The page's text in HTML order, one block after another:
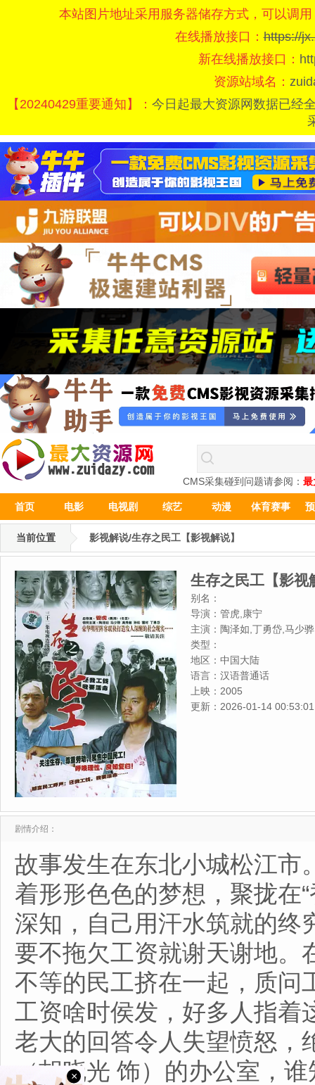
本站图片地址采用服务器储存方式，可以调
在线播放接口：https://
新在线播放接口：
资源站域名：
【20240429重要通知】： 今日起最大资源网数据已经
CMS采集碰到问题请参阅： 最
首页 电影 电视剧 综艺 动漫 体育赛事
当前位置 影视解说/生存之民工【影视解说】
生存之民工【影视
别名：
导演： 管虎,康宁
主演： 陶泽如,丁勇岱,马少
景昌,吕夏,丁宁,胡龙吟,赵亚
类型：
地区： 中国大陆
语言： 汉语普通话
上映： 2005
更新： 2026-01-14 00:53:01
剧情介绍：
故事发生在东北小城松江市
着形形色色的梦想，聚拢在
深知，自己用汗水筑就的终
要不拖欠工资就谢天谢地。
不等的民工挤在一起，质问
工资啥时侯发，好多人指着
老大的回答令人失望愤怒，
（胡晓光 饰）的办公室，
×